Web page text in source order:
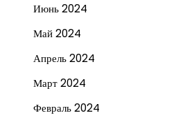
Июнь 2024
Май 2024
Апрель 2024
Март 2024
Февраль 2024